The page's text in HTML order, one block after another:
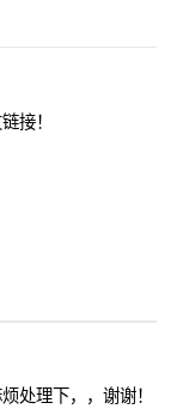
接！
处理下，，谢谢！